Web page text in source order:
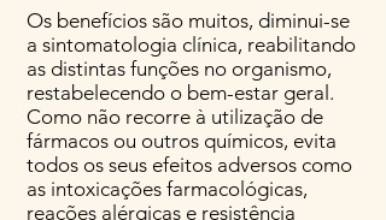
Os benefícios são muitos, diminui-se
a sintomatologia clínica, reabilitando
as distintas funções no organismo,
restabelecendo o bem-estar geral.
Como não recorre à utilização de
fármacos ou outros químicos, evita
todos os seus efeitos adversos como
as intoxicações farmacológicas,
reações alérgicas e resistência